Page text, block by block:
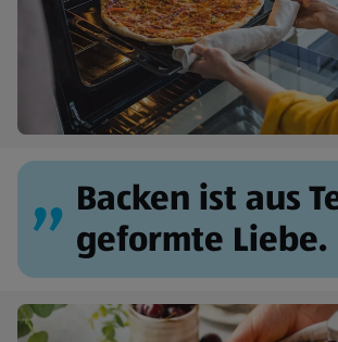
Backen ist aus
geformte Liebe.